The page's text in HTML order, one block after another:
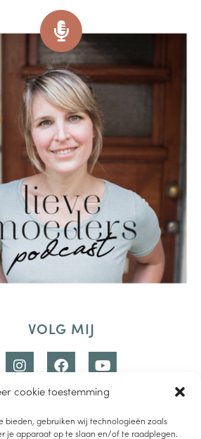
cookie toestemming
bieden, gebruiken wij technologieën zoals
je apparaat op te slaan en/of te raadplegen.
VOLG MIJ